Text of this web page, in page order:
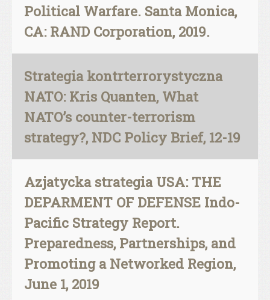
Political Warfare. Santa Monica,
CA: RAND Corporation, 2019.
Strategia kontrterrorystyczna
NATO: Kris Quanten, What
NATO’s counter-terrorism
strategy?, NDC Policy Brief, 12-19
Azjatycka strategia USA: THE
DEPARMENT OF DEFENSE Indo-
Pacific Strategy Report.
Preparedness, Partnerships, and
Promoting a Networked Region,
June 1, 2019